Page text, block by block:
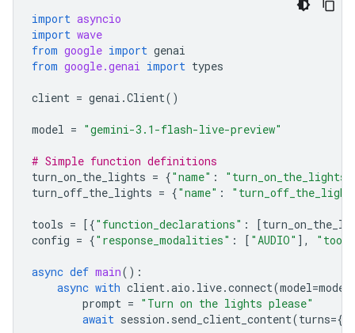
import asyncio
import wave
from google import genai
from google.genai import types
client = genai .Client()
model = "gemini-3.1-flash-live-preview"
# Simple function definitions
turn_on_the_lights = {"name" : "turn_on_the_lights"
turn_off_the_lights = {"name" :
tools = [{"function_declarations" : [
config = {"response_modalities" : [ "AUDIO" ],
async def main():
async with client.aio . live.connect(model=model
prompt = "Turn on the lights please"
await session . send_client_content(turns={